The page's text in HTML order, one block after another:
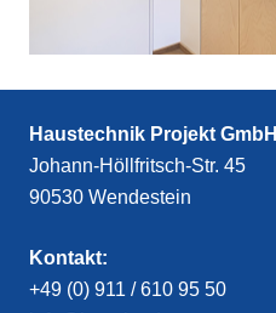
Haustechnik Projekt GmbH
Johann-Höllfritsch-Str. 45
90530 Wendestein
Kontakt:
+49 (0) 911 / 610 95 50